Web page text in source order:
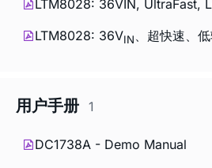
LTM8028: 36VIN, UltraFast,
LTM8028: 36VIN、超快速、
用户手册 1
DC1738A - Demo Manual